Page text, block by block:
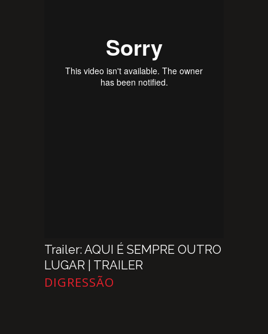
Trailer: AQUI É SEMPRE OUTRO
LUGAR | TRAILER
DIGRESSÃO